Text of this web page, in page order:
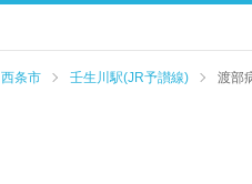
西条市 壬生川駅(JR予讃線) 渡部